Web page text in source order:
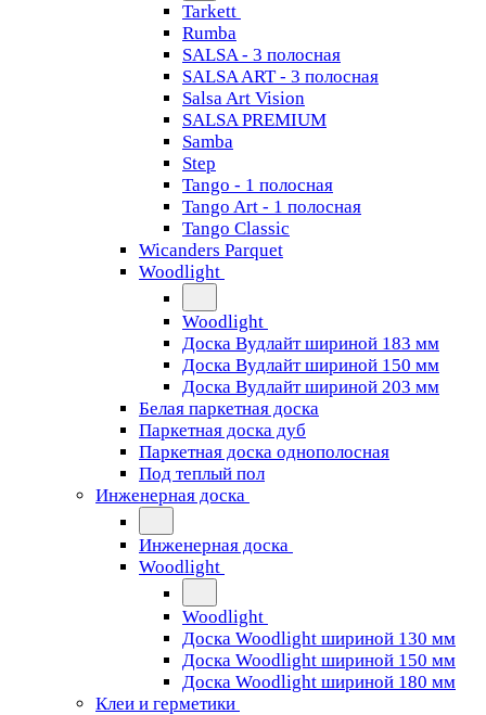
Tarkett
Rumba
SALSA - 3 полосная
SALSA ART - 3 полосная
Salsa Art Vision
SALSA PREMIUM
Samba
Step
Tango - 1 полосная
Tango Art - 1 полосная
Tango Classiс
Wicanders Parquet
Woodlight
Woodlight
Доска Вудлайт шириной 183 мм
Доска Вудлайт шириной 150 мм
Доска Вудлайт шириной 203 мм
Белая паркетная доска
Паркетная доска дуб
Паркетная доска однополосная
Под теплый пол
Инженерная доска
Инженерная доска
Woodlight
Woodlight
Доска Woodlight шириной 130 мм
Доска Woodlight шириной 150 мм
Доска Woodlight шириной 180 мм
Клеи и герметики